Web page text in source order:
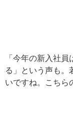
「今年の新入社
る」という声も。
いですね。こちら